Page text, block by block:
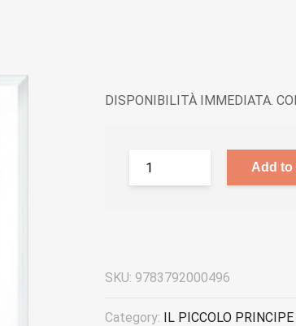
DISPONIBILITÀ IMMEDIATA.
Add to
SKU: 9783792000496
Category: IL PICCOLO